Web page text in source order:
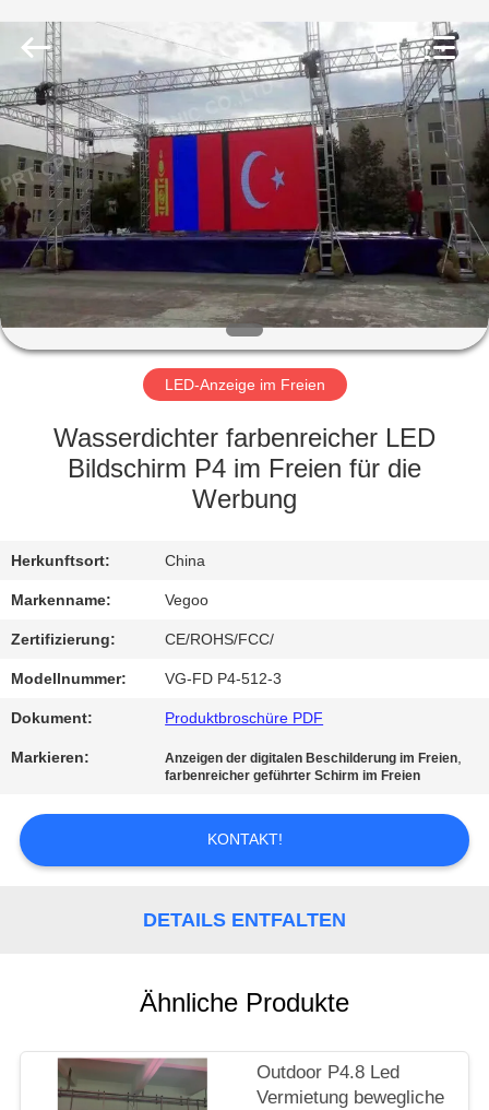
ZU
HAUSE
PRODUKTE
VIDEOS
ÜBER
WERKSBESICHTIGUNG
KONTAKT
MIT
UNS
BITTE
UM
EIN
ANGEBOT
PRIVACY
POLICY
Electronic
Technology
Rights
Reserved.
LED-Anzeige im Freien
Wasserdichter farbenreicher LED
Bildschirm P4 im Freien für die
Werbung
Herkunftsort: China
Markenname: Vegoo
Zertifizierung: CE/ROHS/FCC/
Modellnummer: VG-FD P4-512-3
Dokument: Produktbroschüre PDF
Markieren: Anzeigen der digitalen Beschilderung im Freien,
farbenreicher geführter Schirm im Freien
KONTAKT!
DETAILS ENTFALTEN
Ähnliche Produkte
Outdoor P4.8 Led
Vermietung bewegliche